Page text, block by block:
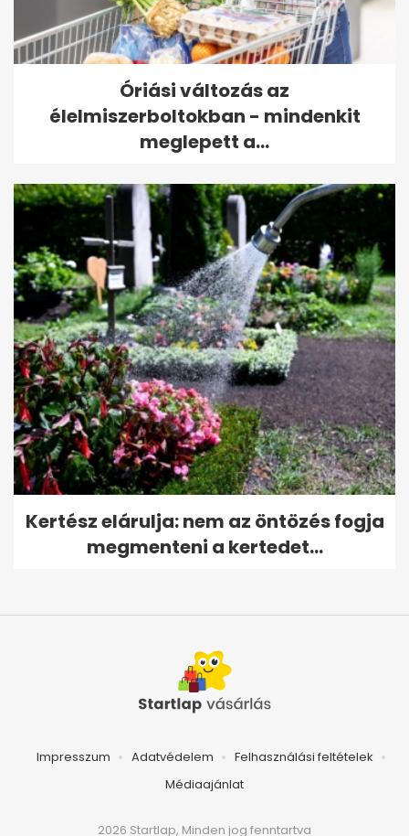
Óriási változás az
élelmiszerboltokban - mindenkit
meglepett a...
Kertész elárulja: nem az öntözés fogja
megmenteni a kertedet...
Impresszum Adatvédelem
Felhasználási feltételek
Médiaajánlat
2026 Startlap, Minden jog fenntartva